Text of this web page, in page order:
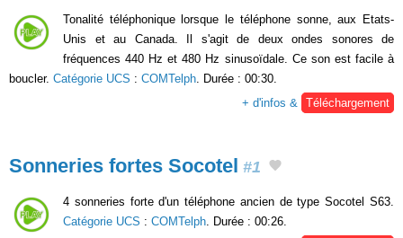
Tonalité téléphonique lorsque le téléphone sonne, aux Etats-
Unis et au Canada. Il s'agit de deux ondes sonores de
fréquences 440 Hz et 480 Hz sinusoïdale. Ce son est facile à
boucler. Catégorie UCS : COMTelph . Durée : 00:30.
+ d'infos &
Téléchargement
Sonneries fortes Socotel #1
4 sonneries forte d'un téléphone ancien de type Socotel S63.
Catégorie UCS : COMTelph. Durée : 00:26.